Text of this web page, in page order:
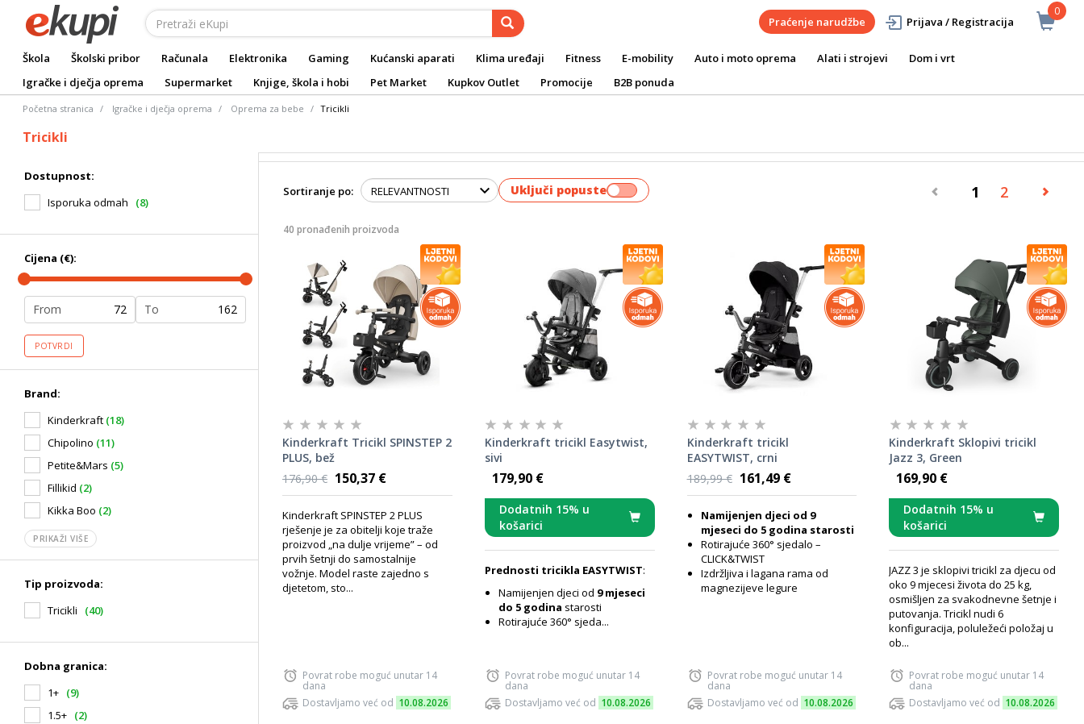
0
Praćenje narudžbe Prijava / Registracija
Škola Školski pribor Računala Elektronika Gaming Kućanski aparati Klima uređaji Fitness E-mobility Auto i moto oprema Alati i strojevi
Dom i vrt
Igračke i dječja oprema
Supermarket Knjige, škola i hobi Pet Market Kupkov Outlet Promocije B2B ponuda
Početna stranica Igračke i dječja oprema Oprema za bebe Tricikli
Tricikli
Dostupnost:
Isporuka odmah
(8)
Cijena (€):
From To
POTVRDI
Brand:
Kinderkraft (18)
Chipolino (11)
Petite&Mars (5)
Fillikid (2)
Kikka Boo (2)
PRIKAŽI VIŠE
Tip proizvoda:
Tricikli
(40)
Dobna granica:
1+ (9)
1.5+ (2)
Sortiranje po: Uključi popuste 1 2
40 pronađenih proizvoda
Kinderkraft Tricikl SPINSTEP 2
PLUS, bež
176,90 € 150,37 €
Kinderkraft SPINSTEP 2 PLUS
rješenje je za obitelji koje traže
proizvod „na dulje vrijeme” – od
prvih šetnji do samostalnije
vožnje. Model raste zajedno s
djetetom, sto...
Povrat robe moguć unutar 14
dana
Dostavljamo već od 10.08.2026
Kinderkraft tricikl Easytwist,
sivi
179,90 €
Dodatnih 15% u
košarici
Prednosti tricikla EASYTWIST:
Namijenjen djeci od 9 mjeseci
do 5 godina starosti
Rotirajuće 360° sjeda...
Povrat robe moguć unutar 14
dana
Dostavljamo već od 10.08.2026
Kinderkraft tricikl
EASYTWIST, crni
189,99 € 161,49 €
Namijenjen djeci od 9
mjeseci do 5 godina starosti
Rotirajuće 360° sjedalo –
CLICK&TWIST
Izdržljiva i lagana rama od
magnezijeve legure
Povrat robe moguć unutar 14
dana
Dostavljamo već od 10.08.2026
Kinderkraft Sklopivi tricikl
Jazz 3, Green
169,90 €
Dodatnih 15% u
košarici
JAZZ 3 je sklopivi tricikl za djecu od
oko 9 mjecesi života do 25 kg,
osmišljen za svakodnevne šetnje i
putovanja. Tricikl nudi 6
konfiguracija, poluležeći položaj u
ob...
Povrat robe moguć unutar 14
dana
Dostavljamo već od 10.08.2026